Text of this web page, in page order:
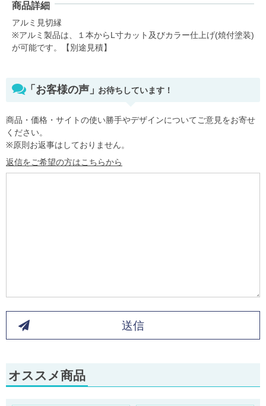
商品詳細
アルミ見切縁
※アルミ製品は、１本からL寸カット及びカラー仕上げ(焼付塗装)
が可能です。【別途見積】
「お客様の声」お待ちしています！
商品・価格・サイトの使い勝手やデザインについてご意見をお寄せ
ください。
※原則お返事はしておりません。
返信をご希望の方はこちらから
送信
オススメ商品